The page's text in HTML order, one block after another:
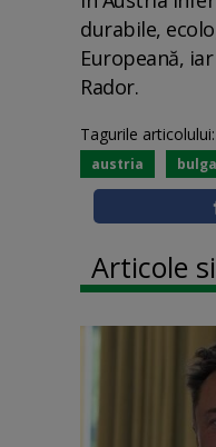
durabile,
Europeană,
Rador.
Tagurile articolului:
austria
Articole